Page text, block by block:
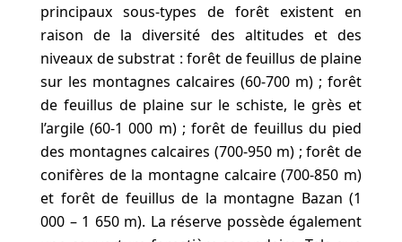
principaux sous-types de forêt existent en
raison de la diversité des altitudes et des
niveaux de substrat : forêt de feuillus de plaine
sur les montagnes calcaires (60-700 m) ; forêt
de feuillus de plaine sur le schiste, le grès et
l’argile (60-1 000 m) ; forêt de feuillus du pied
des montagnes calcaires (700-950 m) ; forêt de
conifères de la montagne calcaire (700-850 m)
et forêt de feuillus de la montagne Bazan (1
000 – 1 650 m). La réserve possède également